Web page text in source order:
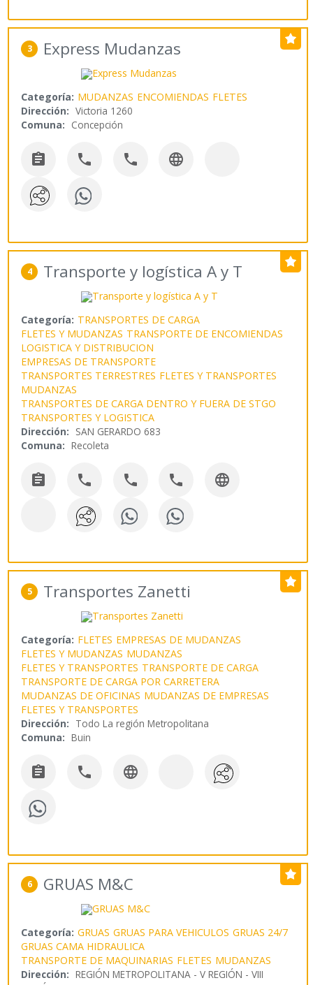
3 Express Mudanzas
Categoría: MUDANZAS ENCOMIENDAS FLETES
Dirección: Victoria 1260
Comuna: Concepción
   
4 Transporte y logística A y T
Categoría: TRANSPORTES DE CARGA
FLETES Y MUDANZAS TRANSPORTE DE ENCOMIENDAS
LOGISTICA Y DISTRIBUCION
EMPRESAS DE TRANSPORTE
TRANSPORTES TERRESTRES FLETES Y TRANSPORTES
MUDANZAS
TRANSPORTES DE CARGA DENTRO Y FUERA DE STGO
TRANSPORTES Y LOGISTICA
Dirección: SAN GERARDO 683
Comuna: Recoleta
    
5 Transportes Zanetti
Categoría: FLETES EMPRESAS DE MUDANZAS
FLETES Y MUDANZAS MUDANZAS
FLETES Y TRANSPORTES TRANSPORTE DE CARGA
TRANSPORTE DE CARGA POR CARRETERA
MUDANZAS DE OFICINAS MUDANZAS DE EMPRESAS
FLETES Y TRANSPORTES
Dirección: Todo La región Metropolitana
Comuna: Buin
  
6 GRUAS M&C
Categoría: GRUAS GRUAS PARA VEHICULOS GRUAS 24/7
GRUAS CAMA HIDRAULICA
TRANSPORTE DE MAQUINARIAS FLETES MUDANZAS
Dirección: REGIÓN METROPOLITANA - V REGIÓN - VIII